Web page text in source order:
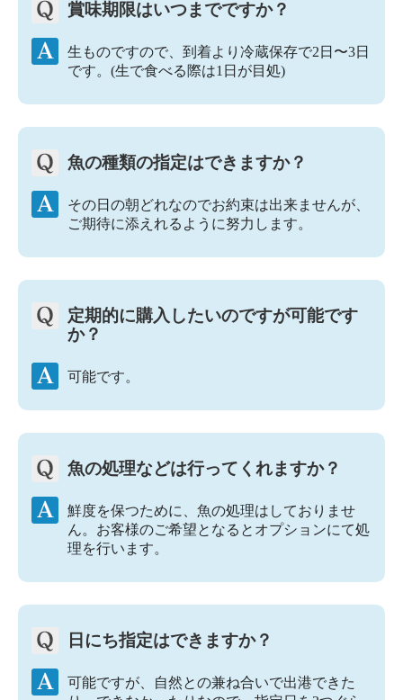
賞味期限はいつまでですか？
生ものですので、到着より冷蔵保存で2日〜3日
です。(生で食べる際は1日が目処)
魚の種類の指定はできますか？
その日の朝どれなのでお約束は出来ませんが、
ご期待に添えれるように努力します。
定期的に購入したいのですが可能です
か？
可能です。
魚の処理などは行ってくれますか？
鮮度を保つために、魚の処理はしておりませ
ん。お客様のご希望となるとオプションにて処
理を行います。
日にち指定はできますか？
可能ですが、自然との兼ね合いで出港できた